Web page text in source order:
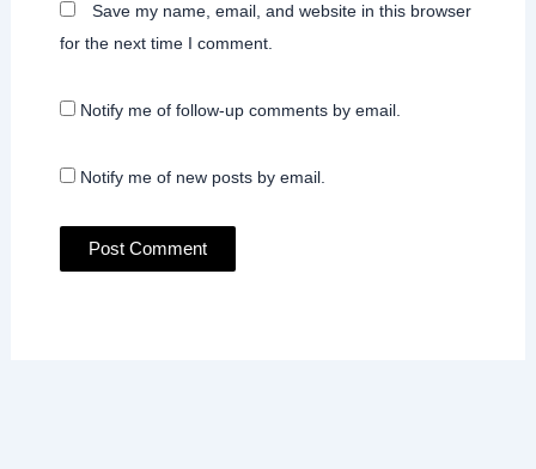
Save my name, email, and website in this browser
for the next time I comment.
Notify me of follow-up comments by email.
Notify me of new posts by email.